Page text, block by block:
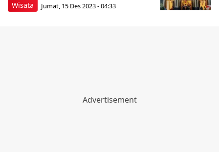
Wisata Jumat, 15 Des 2023 - 04:33